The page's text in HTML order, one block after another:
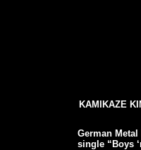
KAMIKAZE
German
single “Boys